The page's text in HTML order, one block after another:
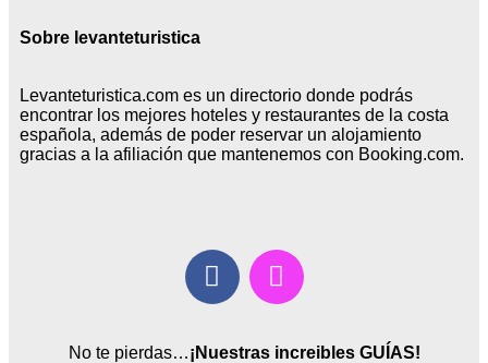
Sobre levanteturistica
Levanteturistica.com es un directorio donde podrás
encontrar los mejores hoteles y restaurantes de la costa
española, además de poder reservar un alojamiento
gracias a la afiliación que mantenemos con Booking.com.
No te pierdas…¡Nuestras increibles GUÍAS!